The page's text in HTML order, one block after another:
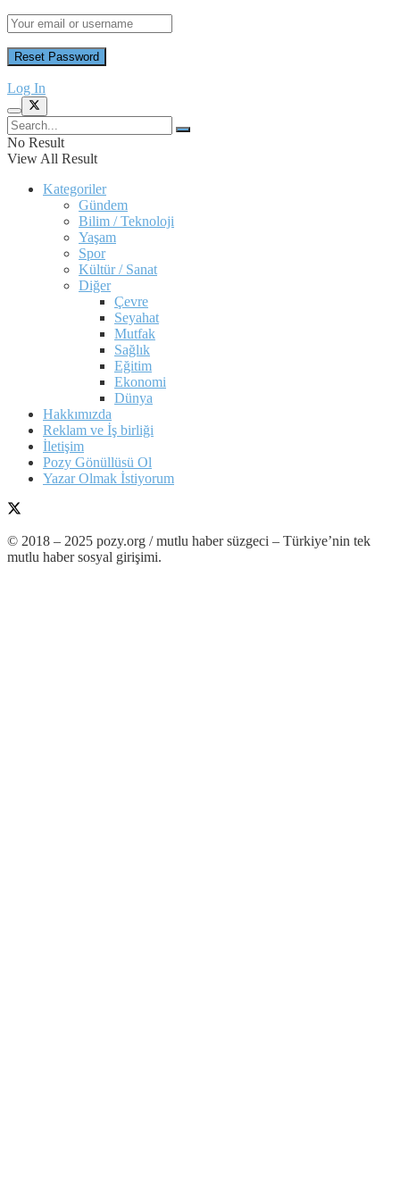
Log In
No Result
View All Result
Kategoriler
Gündem
Bilim / Teknoloji
Yaşam
Spor
Kültür / Sanat
Diğer
Çevre
Seyahat
Mutfak
Sağlık
Eğitim
Ekonomi
Dünya
Hakkımızda
Reklam ve İş birliği
İletişim
Pozy Gönüllüsü Ol
Yazar Olmak İstiyorum
© 2018 – 2025 pozy.org / mutlu haber süzgeci – Türkiye’nin tek
mutlu haber sosyal girişimi.